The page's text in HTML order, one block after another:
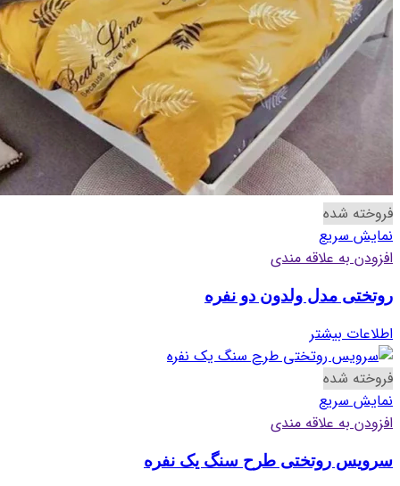
فروخته شده
نمایش سریع
افزودن به علاقه مندی
روتختی مدل ولدون دو نفره
اطلاعات بیشتر
فروخته شده
نمایش سریع
افزودن به علاقه مندی
سرویس روتختی طرح سنگ یک نفره